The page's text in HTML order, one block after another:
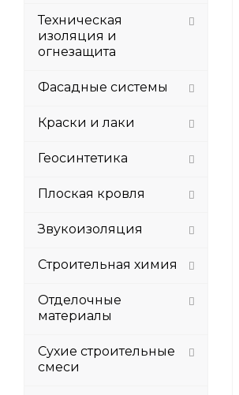
Техническая
изоляция и
огнезащита
Фасадные системы
Краски и лаки
Геосинтетика
Плоская кровля
Звукоизоляция
Строительная химия
Отделочные
материалы
Сухие строительные
смеси